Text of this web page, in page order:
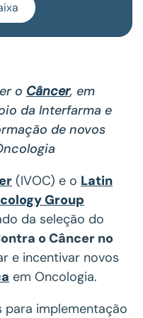
o Câncer, em
da Interfarma e
de novos
(IVOC) e o Latin
Group
da seleção do
o Câncer no
e incentivar novos
em Oncologia.
para implementação